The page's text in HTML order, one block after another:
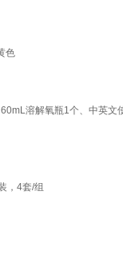
色
溶解氧瓶1个、中英文
，4套/组